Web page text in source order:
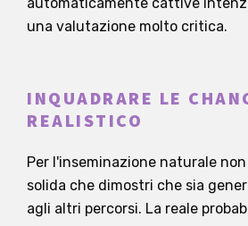
una valutazione molto critica.
INQUADRARE LE
REALISTICO
Per l'inseminazione naturale
solida che dimostri che sia
agli altri percorsi. La reale